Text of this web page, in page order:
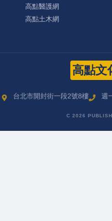
高點醫護網
高點土木網
高點文
台北市開封街一段2號8樓 週
C 2026